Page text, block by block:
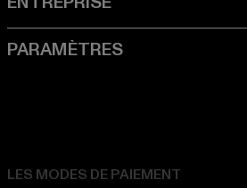
LES MODES DE PAIEMENT